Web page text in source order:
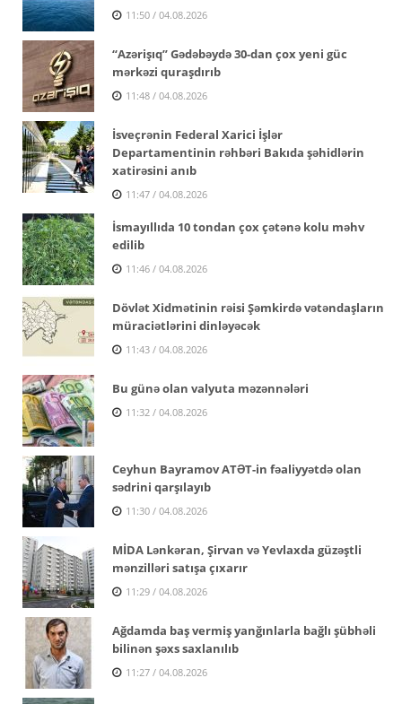
11:50 / 04.08.2026
“Azərişıq” Gədəbəydə 30-dan çox yeni güc
mərkəzi quraşdırıb
11:48 / 04.08.2026
İsveçrənin Federal Xarici İşlər
Departamentinin rəhbəri Bakıda şəhidlərin
xatirəsini anıb
11:47 / 04.08.2026
İsmayıllıda 10 tondan çox çətənə kolu məhv
edilib
11:46 / 04.08.2026
Dövlət Xidmətinin rəisi Şəmkirdə vətəndaşların
müraciətlərini dinləyəcək
11:43 / 04.08.2026
Bu günə olan valyuta məzənnələri
11:32 / 04.08.2026
Ceyhun Bayramov ATƏT-in fəaliyyətdə olan
sədrini qarşılayıb
11:30 / 04.08.2026
MİDA Lənkəran, Şirvan və Yevlaxda güzəştli
mənzilləri satışa çıxarır
11:29 / 04.08.2026
Ağdamda baş vermiş yanğınlarla bağlı şübhəli
bilinən şəxs saxlanılıb
11:27 / 04.08.2026